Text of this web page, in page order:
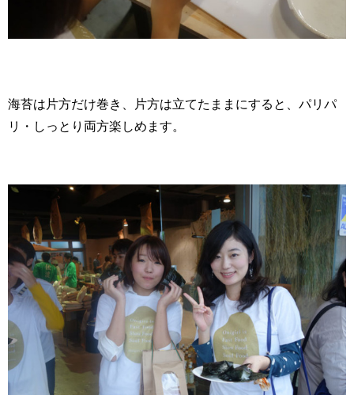
海苔は片方だけ巻き、片方は立てたままにすると、パリパ
リ・しっとり両方楽しめます。